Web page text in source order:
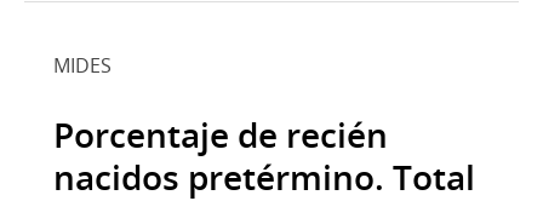
MIDES
Porcentaje de recién
nacidos pretérmino. Total